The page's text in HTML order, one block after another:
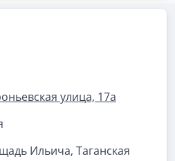
улица, 17а
Ильича, Таганская